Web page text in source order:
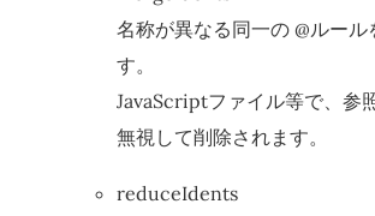
名称が異なる同一の @ルール
す。
JavaScriptファイル等で、参
無視して削除されます。
reduceIdents